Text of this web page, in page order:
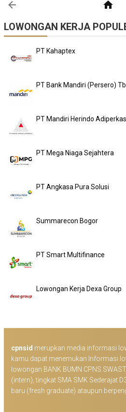
LOWONGAN KERJA
PT Kahaptex
PT Bank Mandiri (Persero)
PT Mandiri Herindo
PT Mega Niaga Sejahtera
PT Angkasa Pura Solusi
Summarecon Bogor
PT Smart Multifinance
Lowongan Kerja Dexa Group
cpnsid merupkan media informasi
kamu dapat menemukan Informasi
lowongan BANK BUMN CPNS
(intern), tingkat SMA SMK Sederajat
baru (fresh graduate) ataupun